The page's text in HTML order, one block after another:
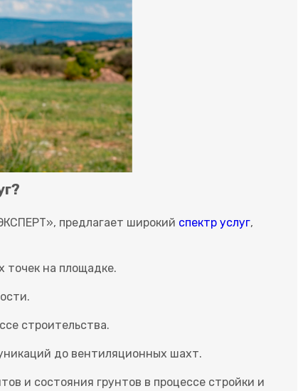
предлагает широкий спектр услуг,
точек на площадке.
строительства.
до вентиляционных шахт.
и состояния грунтов в процессе стройки и